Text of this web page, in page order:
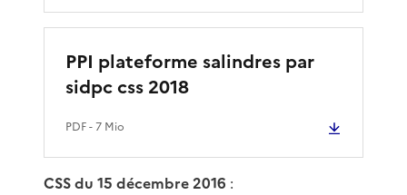
PPI plateforme salindres par
sidpc css 2018
PDF- 7 Mio
CSS du 15 décembre 2016 :